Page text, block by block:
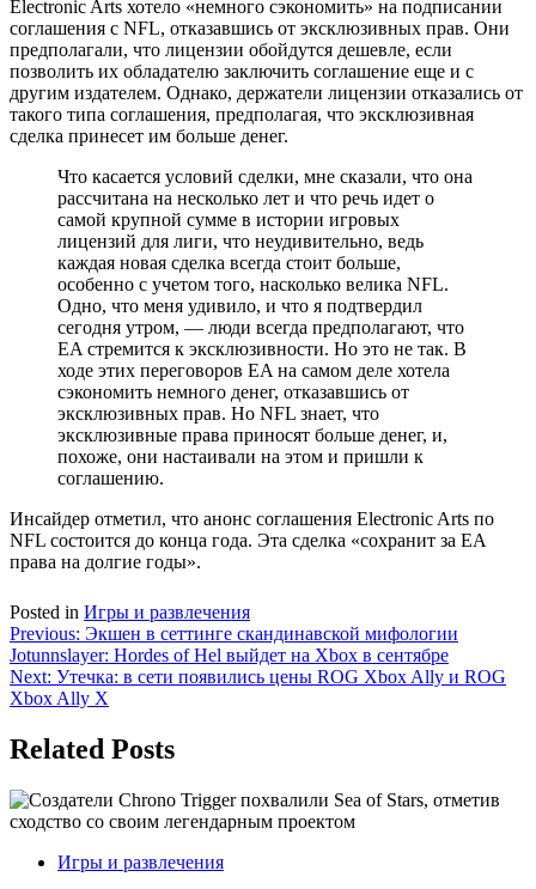
Electronic Arts хотело «немного сэкономить» на подписании
соглашения с NFL, отказавшись от эксклюзивных прав. Они
предполагали, что лицензии обойдутся дешевле, если
позволить их обладателю заключить соглашение еще и с
другим издателем. Однако, держатели лицензии отказались от
такого типа соглашения, предполагая, что эксклюзивная
сделка принесет им больше денег.
Что касается условий сделки, мне сказали, что она
рассчитана на несколько лет и что речь идет о
самой крупной сумме в истории игровых
лицензий для лиги, что неудивительно, ведь
каждая новая сделка всегда стоит больше,
особенно с учетом того, насколько велика NFL.
Одно, что меня удивило, и что я подтвердил
сегодня утром, — люди всегда предполагают, что
EA стремится к эксклюзивности. Но это не так. В
ходе этих переговоров EA на самом деле хотела
сэкономить немного денег, отказавшись от
эксклюзивных прав. Но NFL знает, что
эксклюзивные права приносят больше денег, и,
похоже, они настаивали на этом и пришли к
соглашению.
Инсайдер отметил, что анонс соглашения Electronic Arts по
NFL состоится до конца года. Эта сделка «сохранит за EA
права на долгие годы».
Posted in Игры и развлечения
Навигация
по
записям
Previous: Экшен в сеттинге скандинавской мифологии
Jotunnslayer: Hordes of Hel выйдет на Xbox в сентябре
Next: Утечка: в сети появились цены ROG Xbox Ally и ROG
Xbox Ally X
Related Posts
Игры и развлечения